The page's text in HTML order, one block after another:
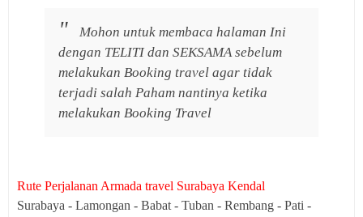
Mohon untuk membaca halaman Ini
dengan TELITI dan SEKSAMA sebelum
melakukan Booking travel agar tidak
terjadi salah Paham nantinya ketika
melakukan Booking Travel
Rute Perjalanan Armada travel Surabaya Kendal
Surabaya - Lamongan - Babat - Tuban - Rembang - Pati -